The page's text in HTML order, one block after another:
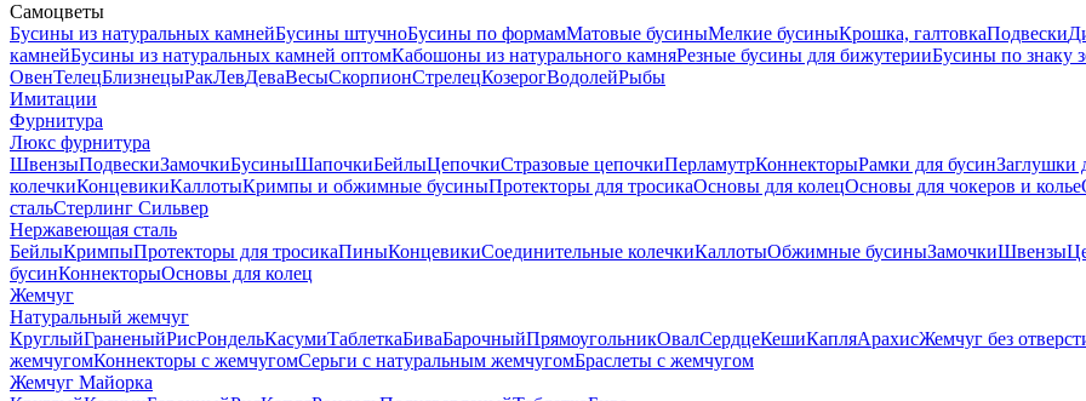
Самоцветы
Бусины из натуральных камнейБусины штучноБусины по формамМатовые бусиныМелкие бусиныКрошка, галтовкаПодвески
камнейБусины из натуральных камней оптомКабошоны из натурального камняРезные бусины для бижутерииБусины по знаку
ОвенТелецБлизнецыРакЛевДеваВесыСкорпионСтрелецКозерогВодолейРыбы
Имитации
Фурнитура
Люкс фурнитура
ШвензыПодвескиЗамочкиБусиныШапочкиБейлыЦепочкиСтразовые цепочкиПерламутрКоннекторыРамки для бусинЗаглушки
колечкиКонцевикиКаллотыКримпы и обжимные бусиныПротекторы для тросикаОсновы для колецОсновы для чокеров и колье
стальСтерлинг Сильвер
Нержавеющая сталь
БейлыКримпыПротекторы для тросикаПиныКонцевикиСоединительные колечкиКаллотыОбжимные бусиныЗамочкиШвензы
бусинКоннекторыОсновы для колец
Жемчуг
Натуральный жемчуг
КруглыйГраненыйРисРондельКасумиТаблеткаБиваБарочныйПрямоугольникОвалСердцеКешиКапляАрахисЖемчуг без
жемчугомКоннекторы с жемчугомСерьги с натуральным жемчугомБраслеты с жемчугом
Жемчуг Майорка